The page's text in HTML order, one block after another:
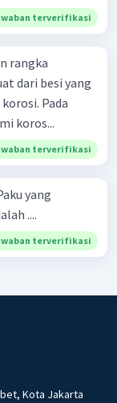
terverifikasi
rangka
dari besi yang
Pada
koros...
terverifikasi
....
terverifikasi
Kota Jakarta